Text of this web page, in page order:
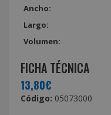
Ancho:
Largo:
Volumen:
FICHA TÉCNICA
13,80€
Código: 05073000